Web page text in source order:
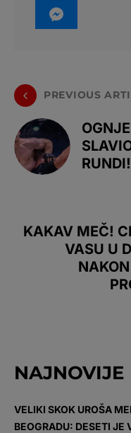
PREVIOUS
RUNDI!
KAKAV MEČ!
VASU U
NAJNOVIJE
VELIKI SKOK UROŠA
BEOGRADU: DESETI JE